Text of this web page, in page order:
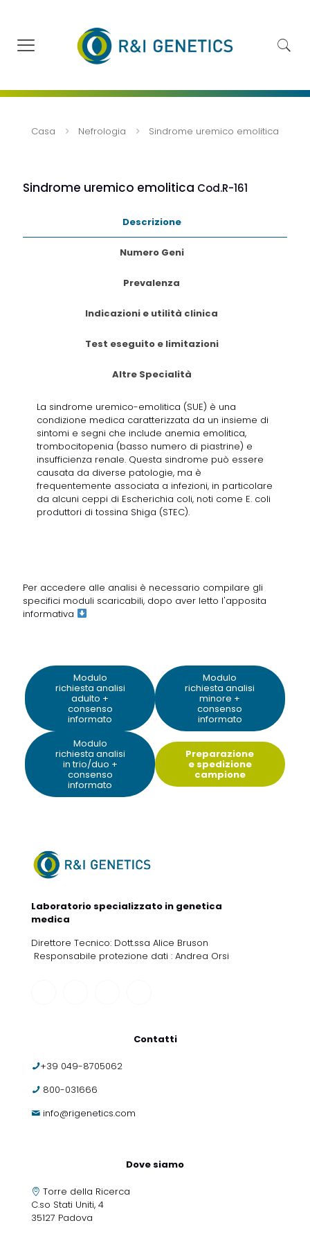
Casa Nefrologia Sindrome uremico emolitica
Sindrome uremico emolitica Cod.R-161
Descrizione
Numero Geni
Prevalenza
Indicazioni e utilità clinica
Test eseguito e limitazioni
Altre Specialità
La sindrome uremico-emolitica (SUE) è una
condizione medica caratterizzata da un insieme di
sintomi e segni che include anemia emolitica,
trombocitopenia (basso numero di piastrine) e
insufficienza renale. Questa sindrome può essere
causata da diverse patologie, ma è
frequentemente associata a infezioni, in particolare
da alcuni ceppi di Escherichia coli, noti come E. coli
produttori di tossina Shiga (STEC).
Per accedere alle analisi è necessario compilare gli
specifici moduli scaricabili, dopo aver letto l'apposita
informativa
Modulo
richiesta analisi
adulto +
consenso
informato
Modulo
richiesta analisi
minore +
consenso
informato
Modulo
richiesta analisi
in trio/duo +
consenso
informato
Preparazione
e spedizione
campione
Laboratorio specializzato in genetica
medica
Direttore Tecnico: Dott.ssa Alice Bruson
Responsabile protezione dati : Andrea Orsi
Contatti
+39 049-8705062
800-031666
info@rigenetics.com
Dove siamo
Torre della Ricerca
C.so Stati Uniti, 4
35127 Padova